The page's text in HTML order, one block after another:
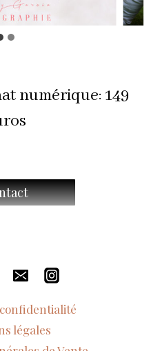
numérique: 149
légales